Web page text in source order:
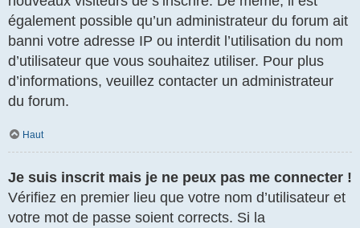
également possible qu’un administrateur du forum ait
banni votre adresse IP ou interdit l’utilisation du nom
d’utilisateur que vous souhaitez utiliser. Pour plus
d’informations, veuillez contacter un administrateur
du forum.
Haut
Je suis inscrit mais je ne peux pas me connecter !
Vérifiez en premier lieu que votre nom d’utilisateur et
votre mot de passe soient corrects. Si la